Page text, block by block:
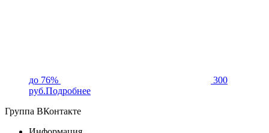
до 76%
300
руб.Подробнее
Группа ВКонтакте